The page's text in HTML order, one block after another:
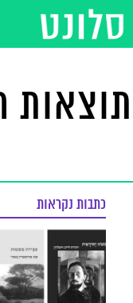
תוצאות
כתבות נקראות